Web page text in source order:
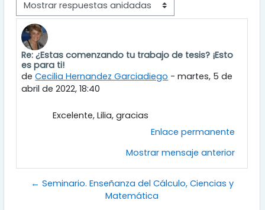
Mostrar modo
Re: ¿Estas comenzando tu trabajo de tesis? ¡Esto
es para ti!
deCecilia Hernandez Garciadiego -martes, 5 de
abril de 2022, 18:40
Número de respuestas: 0
Excelente, Lilia, gracias
Enlace permanente
Mostrar mensaje anterior
← Seminario. Enseñanza del Cálculo, Ciencias y
Matemática